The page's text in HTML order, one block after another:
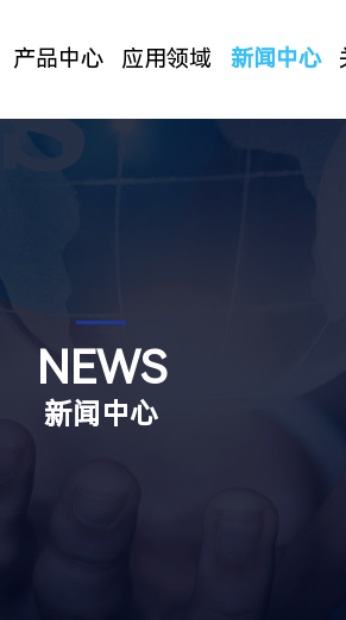
产品中心 应用领域 新闻中心
NEWS
新闻中心